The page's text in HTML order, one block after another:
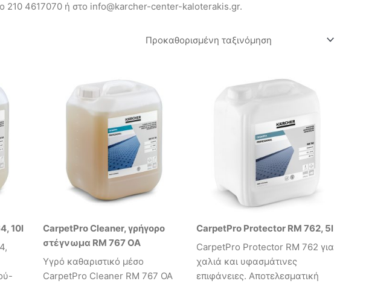
210 4617070 ή στο info@karcher-center-kaloterakis.gr.
10l
CarpetPro Cleaner, γρήγορο
στέγνωμα RM 767 OA
Υγρό καθαριστικό μέσο
CarpetPro Cleaner RM 767 OA
CarpetPro Protector RM 762, 5l
CarpetPro Protector RM 762 για
χαλιά και υφασμάτινες
επιφάνειες. Αποτελεσματική